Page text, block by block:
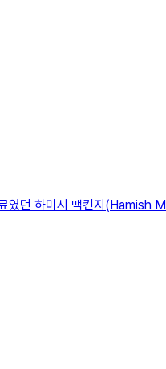
던 하미시 맥킨지(Hamish